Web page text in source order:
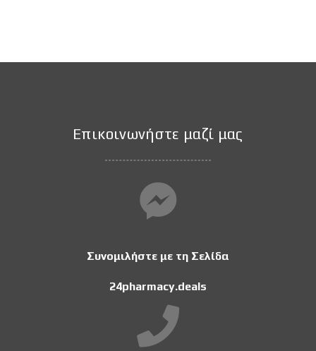
Επικοινωνήστε μαζί μας
Συνομιλήστε με τη Σελίδα
24pharmacy.deals